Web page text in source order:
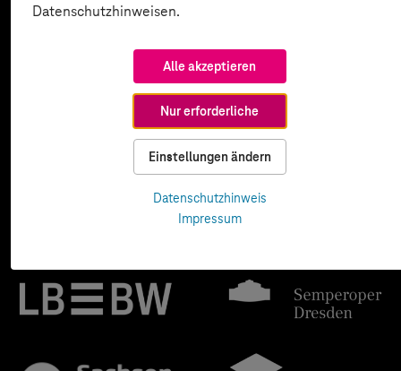
Datenschutzhinweisen.
Alle akzeptieren
Nur erforderliche
Einstellungen ändern
Datenschutzhinweis
Impressum